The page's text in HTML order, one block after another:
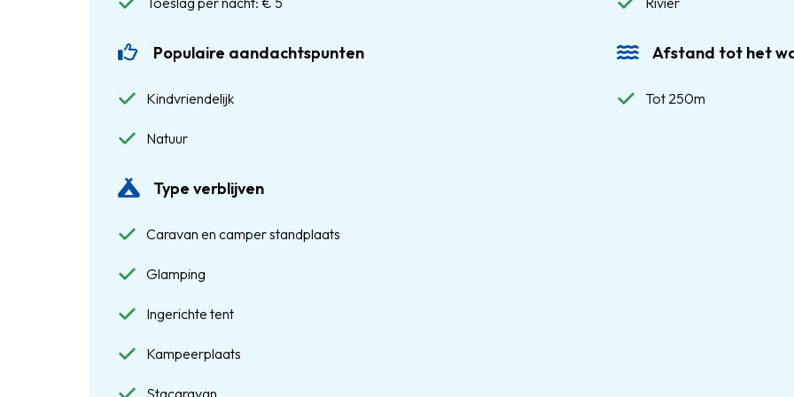
Populaire aandachtspunten
Kindvriendelijk
Natuur
Type verblijven
Caravan en camper standplaats
Glamping
Ingerichte tent
Kampeerplaats
Stacaravan
Afstand tot het
Tot 250m